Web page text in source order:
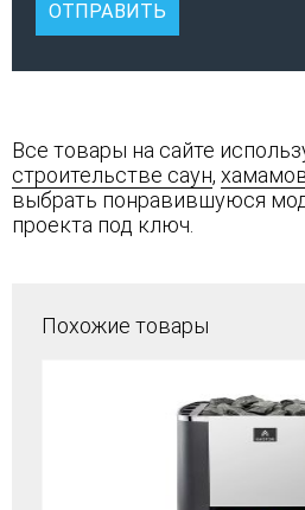
Все товары на сайте
строительстве саун,
выбрать понравившуюся
проекта под ключ.
Похожие товары